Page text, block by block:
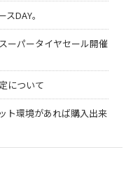
DAY。
ーパータイヤセール開催
について
ト環境があれば購入出来